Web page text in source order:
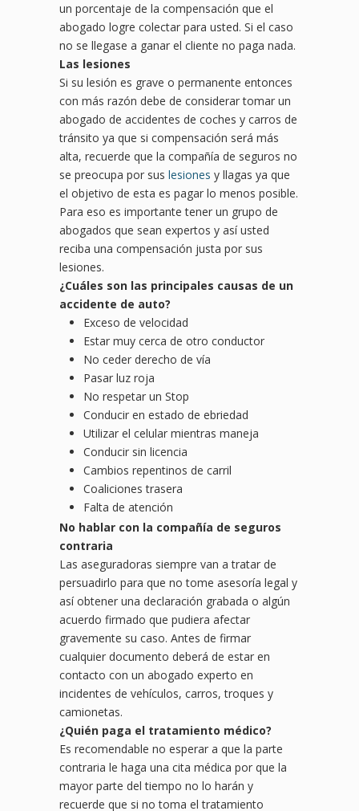
un porcentaje de la compensación que el
abogado logre colectar para usted. Si el caso
no se llegase a ganar el cliente no paga nada.
Las lesiones
Si su lesión es grave o permanente entonces
con más razón debe de considerar tomar un
abogado de accidentes de coches y carros de
tránsito ya que si compensación será más
alta, recuerde que la compañía de seguros no
se preocupa por sus lesiones y llagas ya que
el objetivo de esta es pagar lo menos posible.
Para eso es importante tener un grupo de
abogados que sean expertos y así usted
reciba una compensación justa por sus
lesiones.
¿Cuáles son las principales causas de un
accidente de auto?
Exceso de velocidad
Estar muy cerca de otro conductor
No ceder derecho de vía
Pasar luz roja
No respetar un Stop
Conducir en estado de ebriedad
Utilizar el celular mientras maneja
Conducir sin licencia
Cambios repentinos de carril
Coaliciones trasera
Falta de atención
No hablar con la compañía de seguros
contraria
Las aseguradoras siempre van a tratar de
persuadirlo para que no tome asesoría legal y
así obtener una declaración grabada o algún
acuerdo firmado que pudiera afectar
gravemente su caso. Antes de firmar
cualquier documento deberá de estar en
contacto con un abogado experto en
incidentes de vehículos, carros, troques y
camionetas.
¿Quién paga el tratamiento médico?
Es recomendable no esperar a que la parte
contraria le haga una cita médica por que la
mayor parte del tiempo no lo harán y
recuerde que si no toma el tratamiento